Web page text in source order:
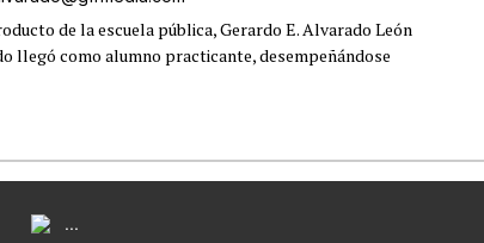
de la escuela pública, Gerardo E. Alvarado León
llegó como alumno practicante, desempeñándose
...